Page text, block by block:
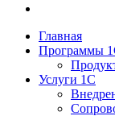
Главная
Программы
Услуги 1С